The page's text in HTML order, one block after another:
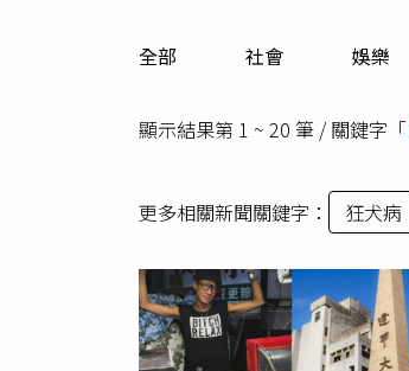
全部 社會 娛樂
顯示結果第 1 ~ 20 筆 / 關鍵字「
更多相關新聞關鍵字： 狂犬病